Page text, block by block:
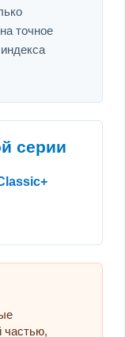
точное
серии
частью,